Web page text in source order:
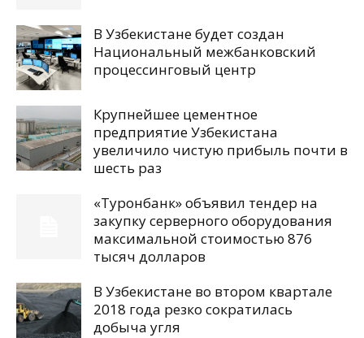
В Узбекистане будет создан
Национальный межбанковский
процессинговый центр
Крупнейшее цементное
предприятие Узбекистана
увеличило чистую прибыль почти в
шесть раз
«Туронбанк» объявил тендер на
закупку серверного оборудования
максимальной стоимостью 876
тысяч долларов
В Узбекистане во втором квартале
2018 года резко сократилась
добыча угля